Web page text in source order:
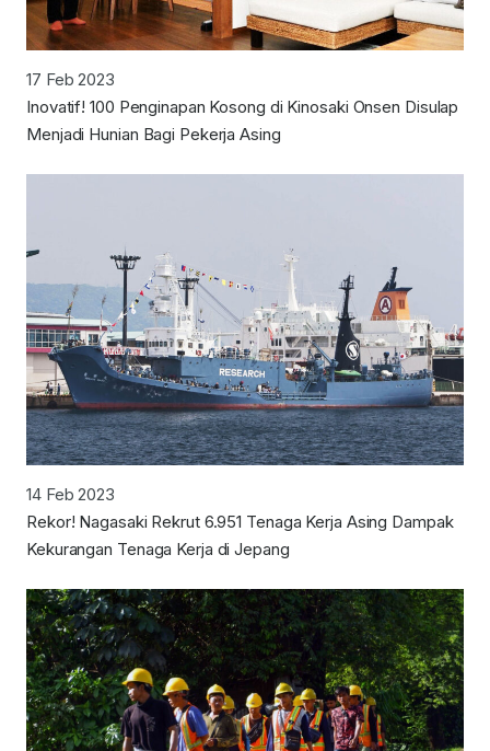
17 Feb 2023
Inovatif! 100 Penginapan Kosong di Kinosaki Onsen Disulap
Menjadi Hunian Bagi Pekerja Asing
14 Feb 2023
Rekor! Nagasaki Rekrut 6.951 Tenaga Kerja Asing Dampak
Kekurangan Tenaga Kerja di Jepang